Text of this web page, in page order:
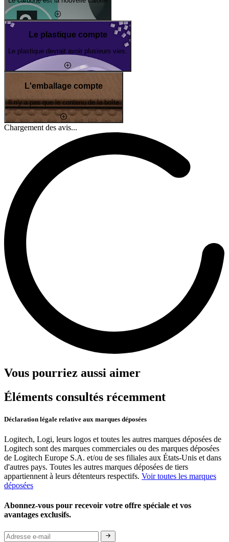
Le plastique compte
Le plastique devrait avoir plusieurs vies.
L'emballage compte
Il n'y a pas que le contenu de la boîte
Chargement des avis...
Vous pourriez aussi aimer
Éléments consultés récemment
Déclaration légale relative aux marques déposées
Logitech, Logi, leurs logos et toutes les autres marques déposées de
Logitech sont des marques commerciales ou des marques déposées
de Logitech Europe S.A. et/ou de ses filiales aux États-Unis et dans
d'autres pays. Toutes les autres marques déposées de tiers
appartiennent à leurs détenteurs respectifs. Voir toutes les marques
déposées
Abonnez-vous pour recevoir votre offre spéciale et vos
avantages exclusifs.